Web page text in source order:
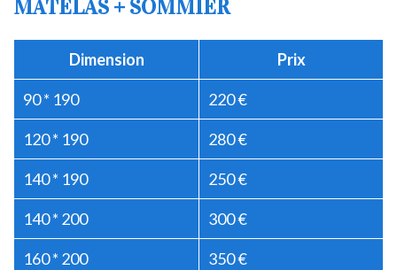
MATELAS + SOMMIER
Dimension Prix
90 * 190 220 €
120 * 190 280 €
140 * 190 250 €
140 * 200 300 €
160 * 200 350 €